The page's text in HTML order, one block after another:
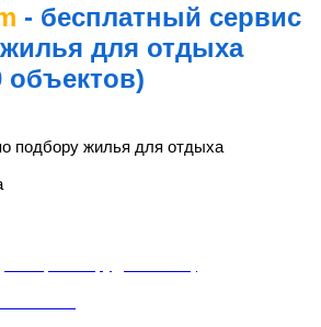
- бесплатный сервис
для отдыха
подбору жилья для отдыха